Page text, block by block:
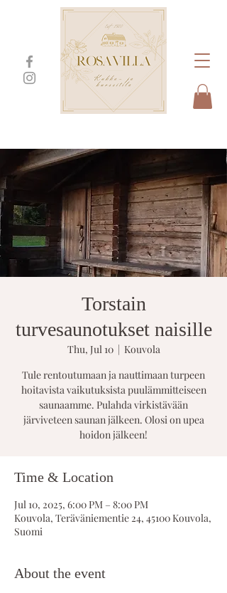
Torstain
turvesaunotukset naisille
Thu, Jul 10
  |
Kouvola
Tule rentoutumaan ja nauttimaan turpeen
hoitavista vaikutuksista puulämmitteiseen
saunaamme. Pulahda virkistävään
järviveteen saunan jälkeen. Olosi on upea
hoidon jälkeen!
Time & Location
Jul 10, 2025, 6:00 PM – 8:00 PM
Kouvola, Teräväniementie 24, 45100 Kouvola,
Suomi
About the event